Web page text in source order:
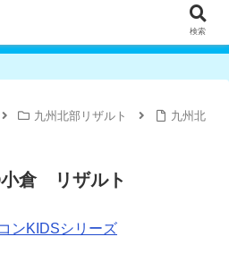
九州北部リザルト
九州北
小倉 リザルト
ンKIDSシリーズ
検索